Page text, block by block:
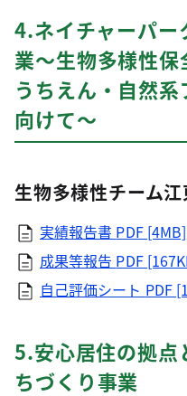
4.ネイチャーパー
業～生物多様性
うちえん・自然
向けて～
生物多様性チーム江
実績報告書 PDF [4MB]
成果等報告 PDF
自己評価シート PDF
5.安心居住の拠点
ちづくり事業